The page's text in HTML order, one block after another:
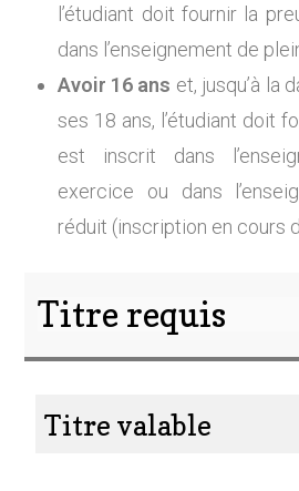
l’étudiant doit fournir la
dans l’enseignement de
Avoir 16 ans et, jusqu’à la
ses 18 ans, l’étudiant doit
est inscrit dans
exercice ou dans
réduit (inscription en cours
Titre requis
Titre valable